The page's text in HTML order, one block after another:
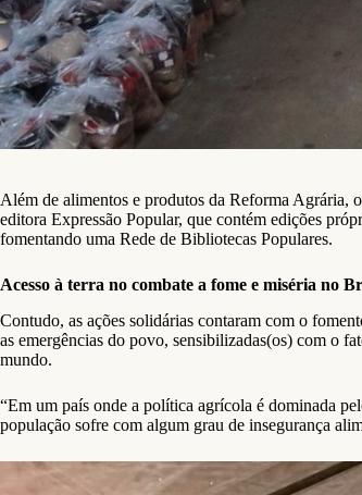
Além de alimentos e produtos da Reforma Agrária,
editora Expressão Popular, que contém edições
fomentando uma Rede de Bibliotecas Populares.
Acesso à terra no combate a fome e miséria no
Contudo, as ações solidárias contaram com o
as emergências do povo, sensibilizadas(os) com o
mundo.
“Em um país onde a política agrícola é dominada
população sofre com algum grau de insegurança